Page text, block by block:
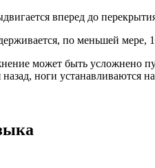
вперед до
по меньшей мере,
может быть усложнено
назад, ноги устанавливаются